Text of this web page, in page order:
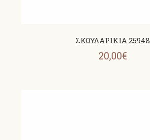
ΣΚΟΥΛΑΡΙΚΙΑ 25948
20,00€